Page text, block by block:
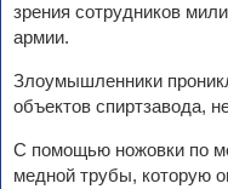
зрения сотрудников
армии.
Злоумышленники
объектов спиртзавода,
С помощью ножовки по
медной трубы, которую